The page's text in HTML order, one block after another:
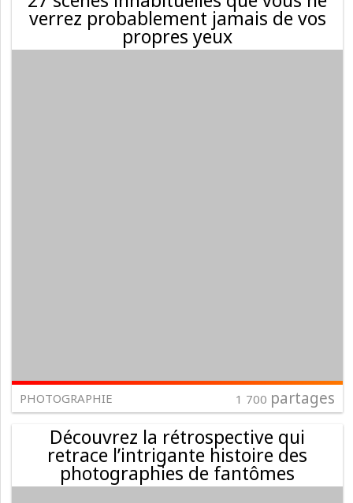
verrez probablement jamais de vos
propres yeux
PHOTOGRAPHIE 1 700 partages
Découvrez la rétrospective qui
retrace l’intrigante histoire des
photographies de fantômes